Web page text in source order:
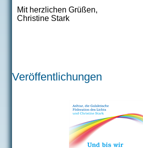
Mit herzlichen Grüßen,
Christine Stark
Veröffentlichungen